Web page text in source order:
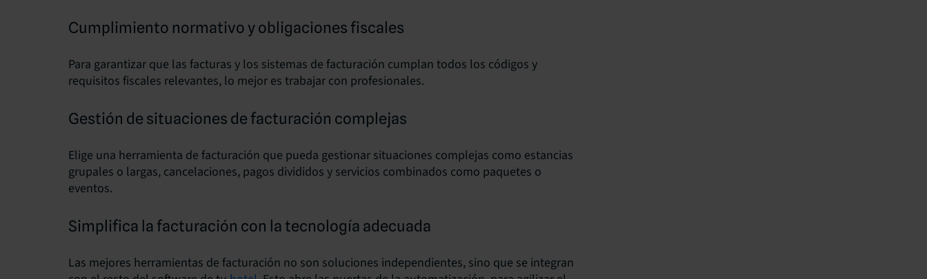
Cumplimiento normativo y obligaciones fiscales
Para garantizar que las facturas y los sistemas de facturación cumplan todos los códigos y
requisitos fiscales relevantes, lo mejor es trabajar con profesionales.
Gestión de situaciones de facturación complejas
Elige una herramienta de facturación que pueda gestionar situaciones complejas como estancias
grupales o largas, cancelaciones, pagos divididos y servicios combinados como paquetes o
eventos.
Simplifica la facturación con la tecnología adecuada
Las mejores herramientas de facturación no son soluciones independientes, sino que se integran